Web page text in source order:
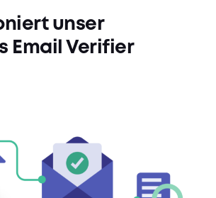
unser
Email Verifier